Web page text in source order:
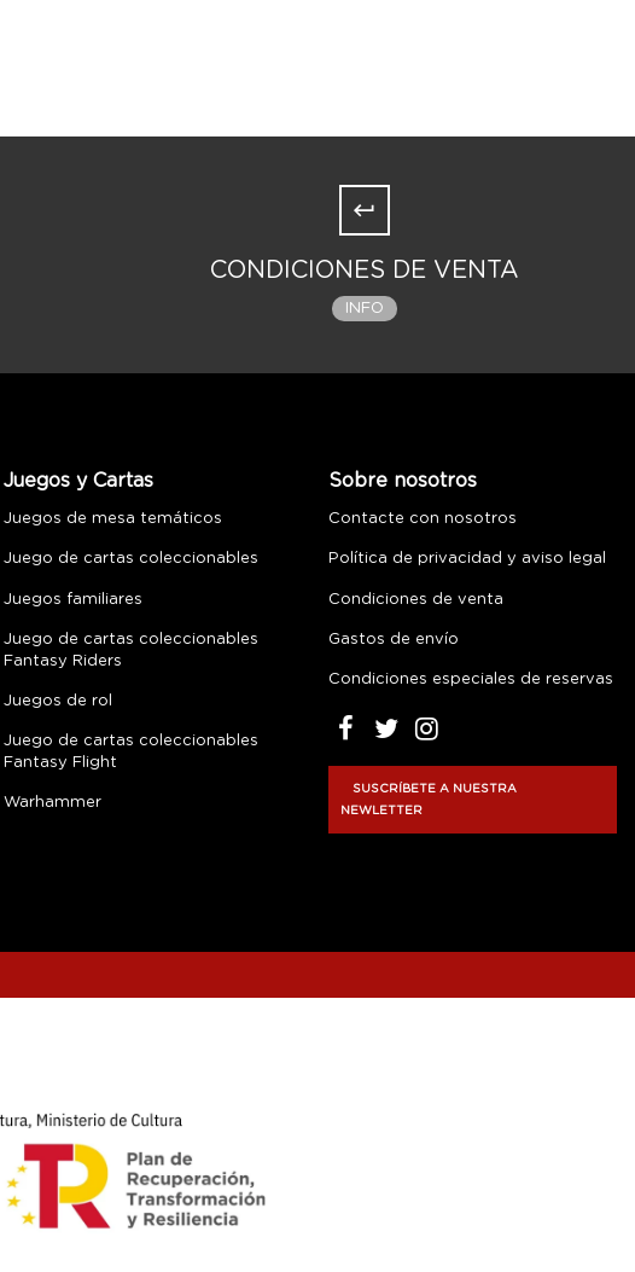
CONDICIONES DE VENTA
INFO
Juegos y Cartas
Juegos de mesa temáticos
Juego de cartas coleccionables
Juegos familiares
Juego de cartas coleccionables
Fantasy Riders
Juegos de rol
Juego de cartas coleccionables
Fantasy Flight
Warhammer
Sobre nosotros
Contacte con nosotros
Política de privacidad y aviso legal
Condiciones de venta
Gastos de envío
Condiciones especiales de reservas
SUSCRÍBETE A NUESTRA
NEWLETTER